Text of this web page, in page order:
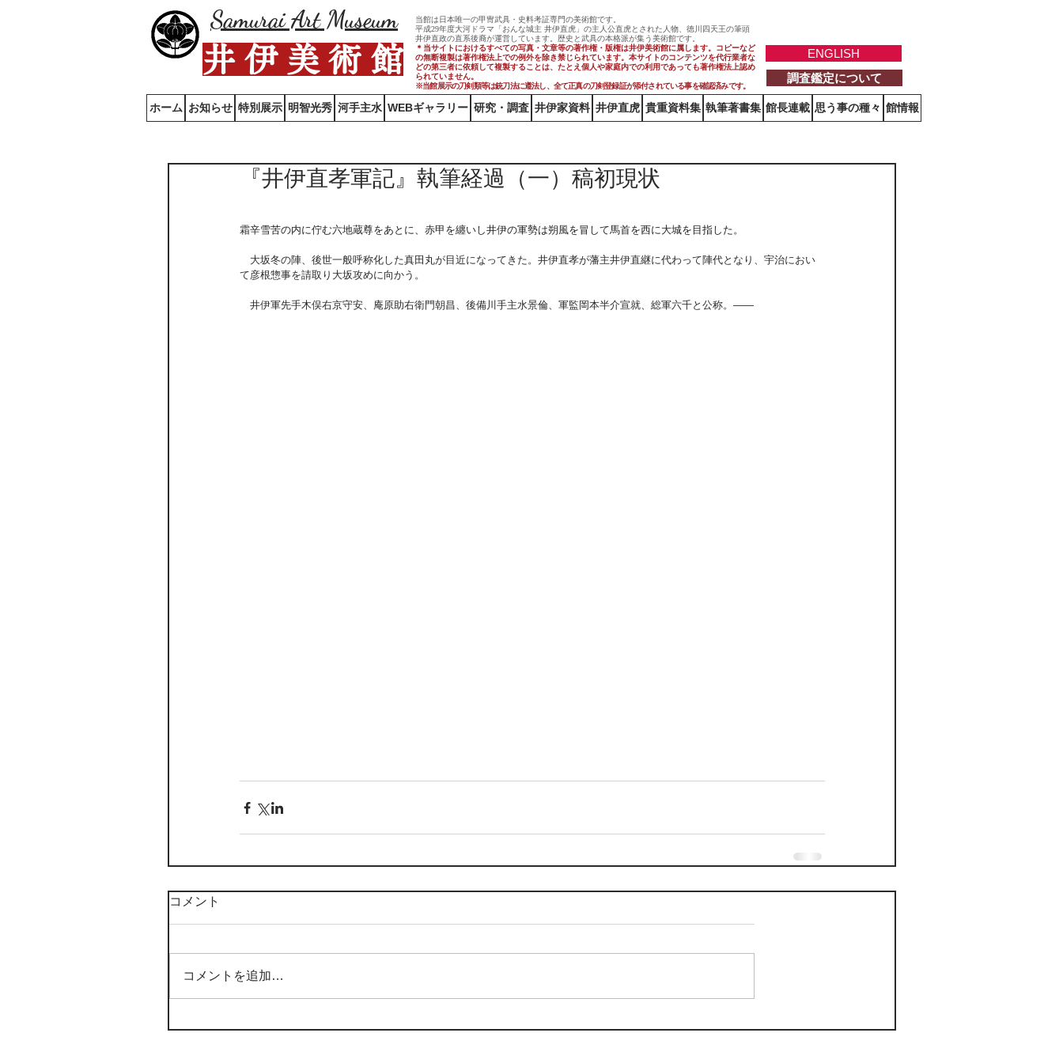
Samurai Art Museum
井 伊 美 術 館
当館は日本唯一の甲冑武具・史料考証専門の美術館です。
平成29年度大河ドラマ「おんな城主 井伊直虎」の主人公直虎とされた人物、徳川四天王の筆頭
井伊直政の直系後裔が運営しています。歴史と武具の本格派が集う美術館です。
＊当サイトにおけるすべての写真・文章等の著作権・版権は井伊美術館に属します。コピーなど
の無断複製は著作権法上での例外を除き禁じられています。本サイトのコンテンツを代行業者な
どの第三者に依頼して複製することは、たとえ個人や家庭内での利用であっても著作権法上認め
られていません。
※当館展示の刀剣類等は銃刀法に遵法し、​全て正真の刀剣登録証が添付されている事を確認済みです。
ENGLISH
調査鑑定について
ホーム お知らせ 特別展示 明智光秀 河手主水 WEBギャラリー 研究・調査 井伊家資料 井伊直虎 貴重資料集 執筆著書集 館長連載 思う事の種々 館情報
『井伊直孝軍記』執筆経過（一）稿初現状
霜辛雪苦の内に佇む六地蔵尊をあとに、赤甲を纏いし井伊の軍勢は朔風を冒して馬首を西に大城を目指した。
大坂冬の陣、後世一般呼称化した真田丸が目近になってきた。井伊直孝が藩主井伊直継に代わって陣代となり、宇治におい
て彦根惣事を請取り大坂攻めに向かう。
井伊軍先手木俣右京守安、庵原助右衛門朝昌、後備川手主水景倫、軍監岡本半介宣就、総軍六千と公称。——
コメント
コメントを追加…